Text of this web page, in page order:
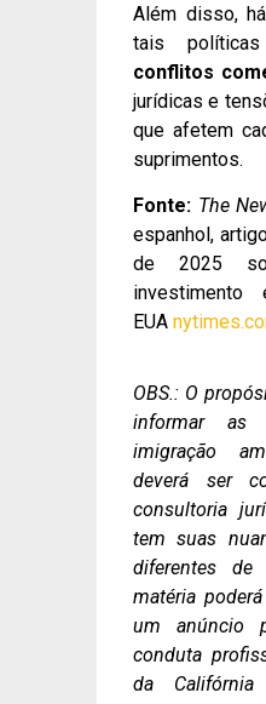
Além disso,
tais
conflitos
jurídicas e
que afetem
suprimentos.
Fonte: The
espanhol,
de 2025
investimento
EUA
OBS.: O
informar as
imigração
deverá ser
consultoria
tem suas
diferentes de
matéria
um anúncio
conduta
da